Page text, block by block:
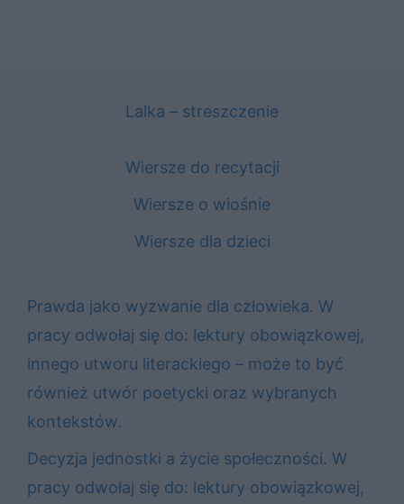
Lalka – streszczenie
Wiersze do recytacji
Wiersze o wiośnie
Wiersze dla dzieci
Prawda jako wyzwanie dla człowieka. W
pracy odwołaj się do: lektury obowiązkowej,
innego utworu literackiego – może to być
również utwór poetycki oraz wybranych
kontekstów.
Decyzja jednostki a życie społeczności. W
pracy odwołaj się do: lektury obowiązkowej,